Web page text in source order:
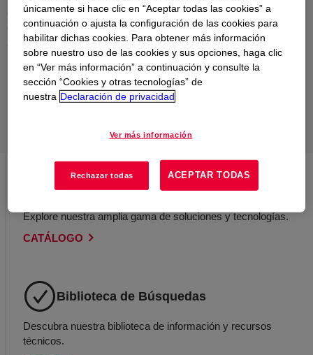
Permítanos ayudarle a
encontrar lo que está buscando
Explore nuestros recursos de soporte o contáctenos
Explorar Productos
Explore nuestra amplia gama de soluciones y tecnologías.
CATÁLOGO
Biblioteca de Búsquedas
Descubra nuestra biblioteca de información y recursos
técnicos.
únicamente si hace clic en “Aceptar todas las cookies” a
continuación o ajusta la configuración de las cookies para
habilitar dichas cookies. Para obtener más información
sobre nuestro uso de las cookies y sus opciones, haga clic
en “Ver más información” a continuación y consulte la
sección “Cookies y otras tecnologías” de
nuestra Declaración de privacidad
Ver más información
Rechazar todas ACEPTAR TODAS